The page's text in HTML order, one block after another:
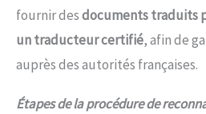
fournir desdocuments traduits
un traducteur certifié, afin de
auprès des autorités françaises.
Étapes de la procédure de